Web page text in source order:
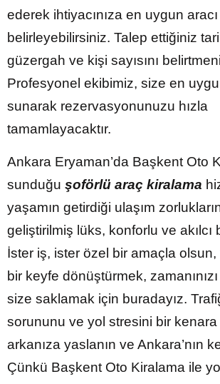
ederek ihtiyacınıza en uygun
belirleyebilirsiniz. Talep ettiğiniz
güzergah ve kişi sayısını
Profesyonel ekibimiz, size en
sunarak rezervasyonunuzu hızla
tamamlayacaktır.
Ankara Eryaman’da Başkent Oto
sunduğu şoförlü araç kiralama
yaşamın getirdiği ulaşım
geliştirilmiş lüks, konforlu ve akılcı
İster iş, ister özel bir amaçla
bir keyfe dönüştürmek,
size saklamak için buradayız.
sorununu ve yol stresini bir kenara
arkanıza yaslanın ve Ankara’nın
Çünkü Başkent Oto Kiralama ile